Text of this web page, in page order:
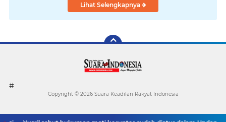
Lihat Selengkapnya
#
Copyright © 2026 Suara Keadilan Rakyat Indonesia